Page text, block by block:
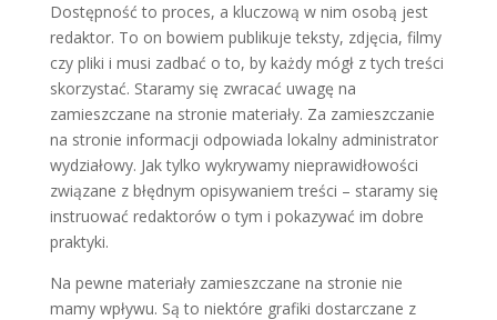
Dostępność to proces, a kluczową w nim osobą jest
redaktor. To on bowiem publikuje teksty, zdjęcia, filmy
czy pliki i musi zadbać o to, by każdy mógł z tych treści
skorzystać. Staramy się zwracać uwagę na
zamieszczane na stronie materiały. Za zamieszczanie
na stronie informacji odpowiada lokalny administrator
wydziałowy. Jak tylko wykrywamy nieprawidłowości
związane z błędnym opisywaniem treści – staramy się
instruować redaktorów o tym i pokazywać im dobre
praktyki.
Na pewne materiały zamieszczane na stronie nie
mamy wpływu. Są to niektóre grafiki dostarczane z